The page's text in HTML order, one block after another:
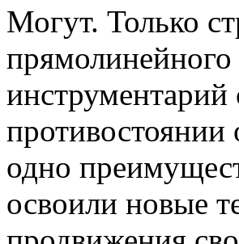
Могут. Только
противостоянии
одно
освоили новые